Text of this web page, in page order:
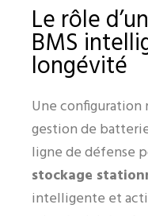
Le rôle
BMS
longévité
Une configuration
gestion de
ligne de défense
stockage
intelligente et